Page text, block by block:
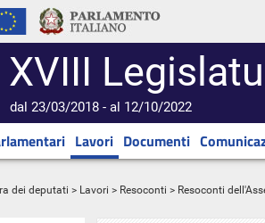
XVIII
dal 23/03/2018 - al 12/10/2022
Lavori Documenti
dei deputati > Lavori > Resoconti > Resoconti